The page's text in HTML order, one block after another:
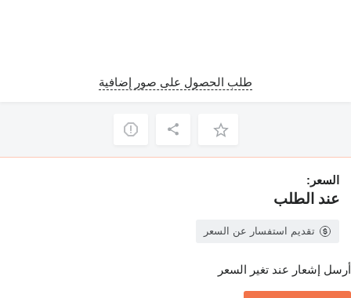
طلب الحصول على صور إضافية
السعر:
عند الطلب
تقديم استفسار عن السعر
أرسل إشعار عند تغير السعر